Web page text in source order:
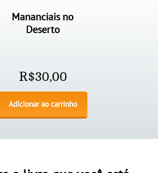
Mananciais no
Deserto
R$30,00
Adicionar ao carrinho